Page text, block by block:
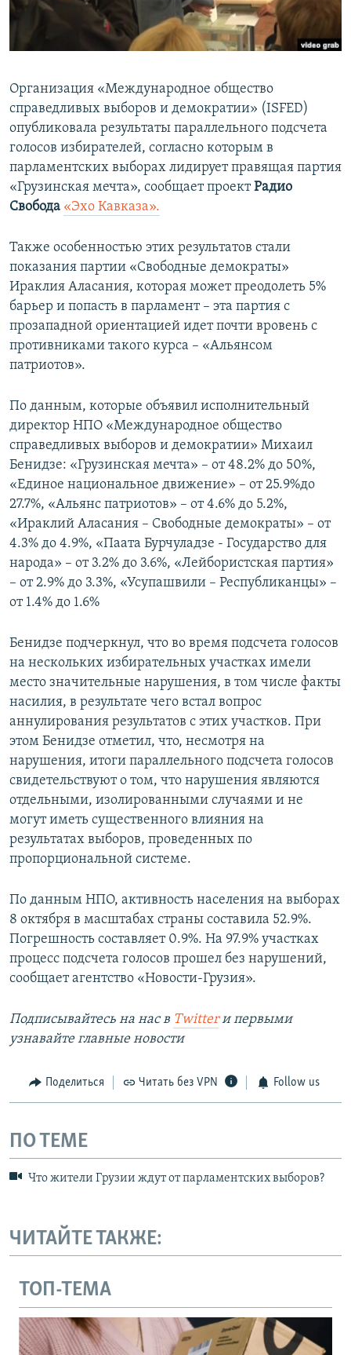
ПОБЕДИТЕЛЕЙ НЕ СУДЯТ?
КРЫМ.НЕПОКОРЕННЫЙ
УКРАИНСКАЯ ПРОБЛЕМА КРЫМА
ПРИСОЕДИНЯЙТЕСЬ!
Все сайты RFE/RL
Организация «Международное общество
справедливых выборов и демократии» (ISFED)
опубликовала результаты параллельного подсчета
голосов избирателей, согласно которым в
парламентских выборах лидирует правящая партия
«Грузинская мечта», сообщает проектРадио
Свобода «Эхо Кавказа».
Также особенностью этих результатов стали
показания партии «Свободные демократы»
Ираклия Аласания, которая может преодолеть 5%
барьер и попасть в парламент – эта партия с
прозападной ориентацией идет почти вровень с
противниками такого курса – «Альянсом
патриотов».
По данным, которые объявил исполнительный
директор НПО «Международное общество
справедливых выборов и демократии» Михаил
Бенидзе: «Грузинская мечта» – от 48.2% до 50%,
«Единое национальное движение» – от 25.9%до
27.7%, «Альянс патриотов» – от 4.6% до 5.2%,
«Ираклий Аласания – Свободные демократы» – от
4.3% до 4.9%, «Паата Бурчуладзе - Государство для
народа» – от 3.2% до 3.6%, «Лейбористская партия»
– от 2.9% до 3.3%, «Усупашвили – Республиканцы» –
от 1.4% до 1.6%
Бенидзе подчеркнул, что во время подсчета голосов
на нескольких избирательных участках имели
место значительные нарушения, в том числе факты
насилия, в результате чего встал вопрос
аннулирования результатов с этих участков. При
этом Бенидзе отметил, что, несмотря на
нарушения, итоги параллельного подсчета голосов
свидетельствуют о том, что нарушения являются
отдельными, изолированными случаями и не
могут иметь существенного влияния на
результатах выборов, проведенных по
пропорциональной системе.
По данным НПО, активность населения на выборах
8 октября в масштабах страны составила 52.9%.
Погрешность составляет 0.9%. На 97.9% участках
процесс подсчета голосов прошел без нарушений,
сообщает агентство «Новости-Грузия».
Подписывайтесь на наc в Twitterи первыми
узнавайте главные новости
Поделиться Читать без VPN Follow us
ПО ТЕМЕ
Что жители Грузии ждут от парламентских выборов?
ЧИТАЙТЕ ТАКЖЕ:
ТОП-ТЕМА